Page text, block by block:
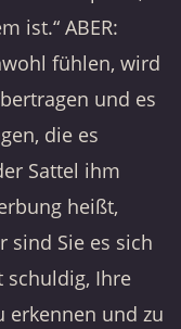
ist.“ ABER:
fühlen, wird
und es
die es
Sattel ihm
heißt,
sind Sie es sich
schuldig, Ihre
erkennen und zu